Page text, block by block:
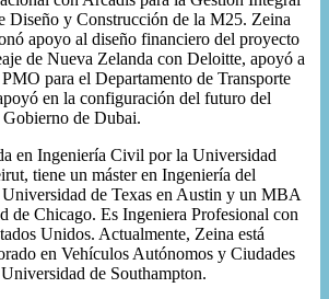
Diseño y Construcción de la M25. Zeina
apoyo al diseño financiero del proyecto
de Nueva Zelanda con Deloitte, apoyó a
para el Departamento de Transporte
en la configuración del futuro del
Gobierno de Dubai.
en Ingeniería Civil por la Universidad
tiene un máster en Ingeniería del
de Texas en Austin y un MBA
de Chicago. Es Ingeniera Profesional con
Unidos. Actualmente, Zeina está
en Vehículos Autónomos y Ciudades
de Southampton.